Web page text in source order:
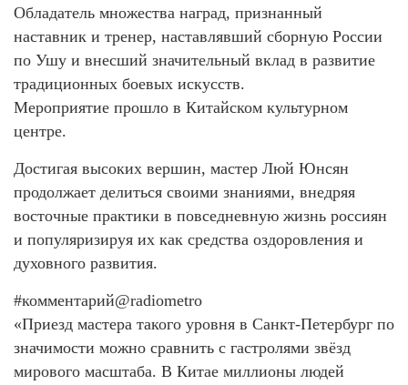
Обладатель множества наград, признанный
наставник и тренер, наставлявший сборную России
по Ушу и внесший значительный вклад в развитие
традиционных боевых искусств.
Мероприятие прошло в Китайском культурном
центре.
Достигая высоких вершин, мастер Люй Юнсян
продолжает делиться своими знаниями, внедряя
восточные практики в повседневную жизнь россиян
и популяризируя их как средства оздоровления и
духовного развития.
#комментарий@radiometro
«Приезд мастера такого уровня в Санкт-Петербург по
значимости можно сравнить с гастролями звёзд
мирового масштаба. В Китае миллионы людей